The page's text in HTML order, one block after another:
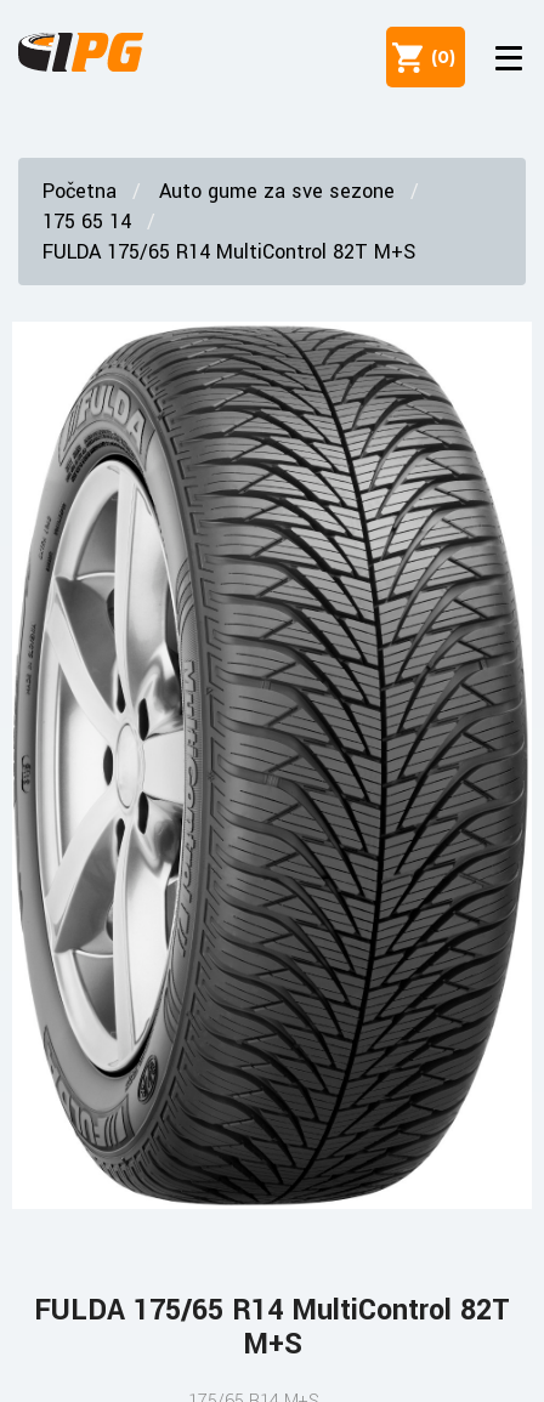
(0)
Početna
Auto gume za sve sezone
175 65 14
FULDA 175/65 R14 MultiControl 82T M+S
FULDA 175/65 R14 MultiControl 82T
M+S